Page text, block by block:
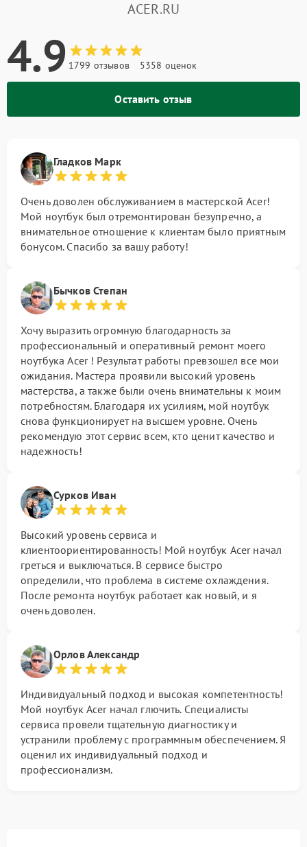
ACER.RU
4.9 1799 отзывов 5358 оценок
Оставить отзыв
Гладков Марк
Очень доволен обслуживанием в мастерской Acer!
Мой ноутбук был отремонтирован безупречно, а
внимательное отношение к клиентам было приятным
бонусом. Спасибо за вашу работу!
Бычков Степан
Хочу выразить огромную благодарность за
профессиональный и оперативный ремонт моего
ноутбука Acer ! Результат работы превзошел все мои
ожидания. Мастера проявили высокий уровень
мастерства, а также были очень внимательны к моим
потребностям. Благодаря их усилиям, мой ноутбук
снова функционирует на высшем уровне. Очень
рекомендую этот сервис всем, кто ценит качество и
надежность!
Сурков Иван
Высокий уровень сервиса и
клиентоориентированность! Мой ноутбук Acer начал
греться и выключаться. В сервисе быстро
определили, что проблема в системе охлаждения.
После ремонта ноутбук работает как новый, и я
очень доволен.
Орлов Александр
Индивидуальный подход и высокая компетентность!
Мой ноутбук Acer начал глючить. Специалисты
сервиса провели тщательную диагностику и
устранили проблему с программным обеспечением. Я
оценил их индивидуальный подход и
профессионализм.